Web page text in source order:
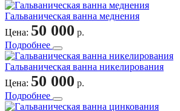
Гальваническая ванна меднения
Цена: 50 000 р.
Подробнее
Гальваническая ванна никелирования
Цена: 50 000 р.
Подробнее